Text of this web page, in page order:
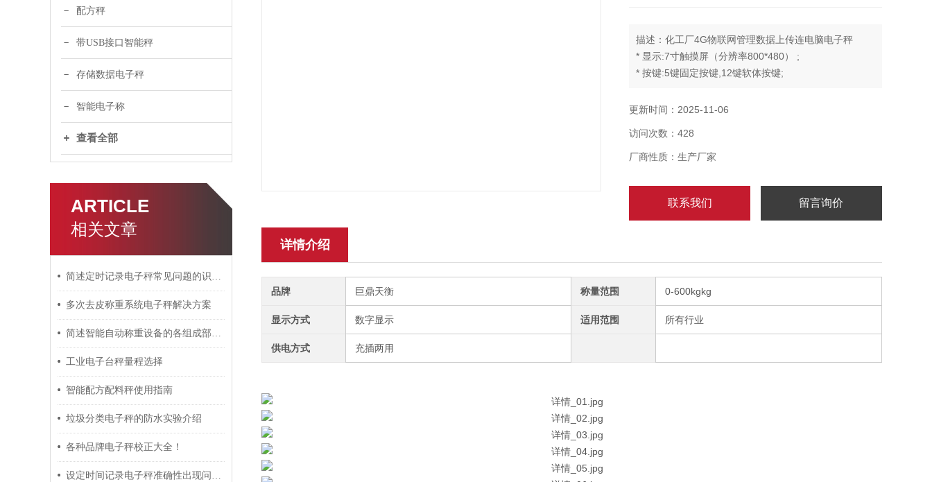
配方秤
带USB接口智能秤
存储数据电子秤
智能电子称
查看全部
ARTICLE
相关文章
简述定时记录电子秤常见问题的识别与解决方法
多次去皮称重系统电子秤解决方案
简述智能自动称重设备的各组成部件功能特点
工业电子台秤量程选择
智能配方配料秤使用指南
垃圾分类电子秤的防水实验介绍
各种品牌电子秤校正大全！
设定时间记录电子秤准确性出现问题的原因及保养方法介绍
描述：化工厂4G物联网管理数据上传连电脑电子秤
* 显示:7寸触摸屏（分辨率800*480） ;
* 按键:5键固定按键,12键软体按键;
* 电源:AC适配器（12V/2.5A） ;
* 销售统计分析;
* 产品/客户/操作员PLU管理;
更新时间：2025-11-06
访问次数：428
厂商性质：生产厂家
联系我们 留言询价
详情介绍
品牌 巨鼎天衡 称量范围 0-600kgkg
显示方式 数字显示 适用范围 所有行业
供电方式 充插两用